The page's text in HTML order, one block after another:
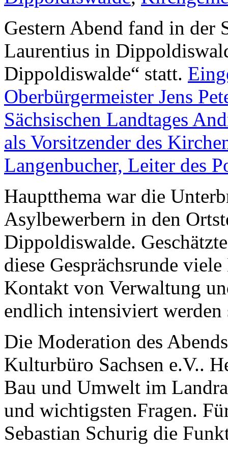
Gestern Abend fand in der
Laurentius in
Dippoldiswalde“ statt.
Oberbürgermeister Jens
Sächsischen Landtages
als Vorsitzender des
Langenbucher, Leiter des
Hauptthema war die
Asylbewerbern in den
Dippoldiswalde.
diese Gesprächsrunde
Kontakt von Verwaltung
endlich intensiviert werden
Die Moderation des
Kulturbüro Sachsen e.V..
Bau und Umwelt im
und wichtigsten Fragen.
Sebastian Schurig die